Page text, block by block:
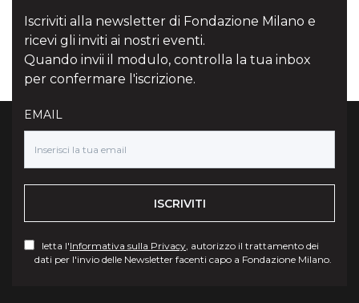
Iscriviti alla newsletter di Fondazione Milano e
ricevi gli inviti ai nostri eventi.
Quando invii il modulo, controlla la tua inbox
per confermare l'iscrizione.
EMAIL
ISCRIVITI
letta l'Informativa sulla Privacy , autorizzo il trattamento dei
dati per l'invio delle Newsletter facenti capo a Fondazione Milano.